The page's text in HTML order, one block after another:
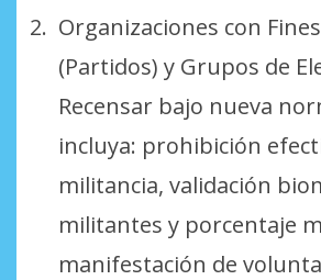
Organizaciones con
(Partidos) y Grupos de
Recensar bajo nueva
incluya: prohibición
militancia, validación
militantes y porcentaje
manifestación de